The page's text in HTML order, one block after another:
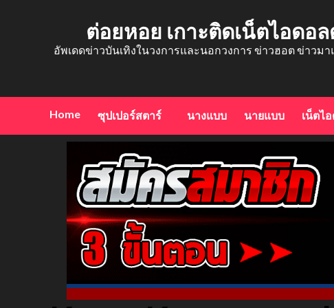
ต่อยหอย เกาะติดเน็ตไอดอ
อัพเดดข่าวบันเทิงในวงการและนอกวงการ ข่าวฮอต ข่าวม
Home ซุปเปอร์สตาร์ นางแบบ นายแบบ เน็ตไ